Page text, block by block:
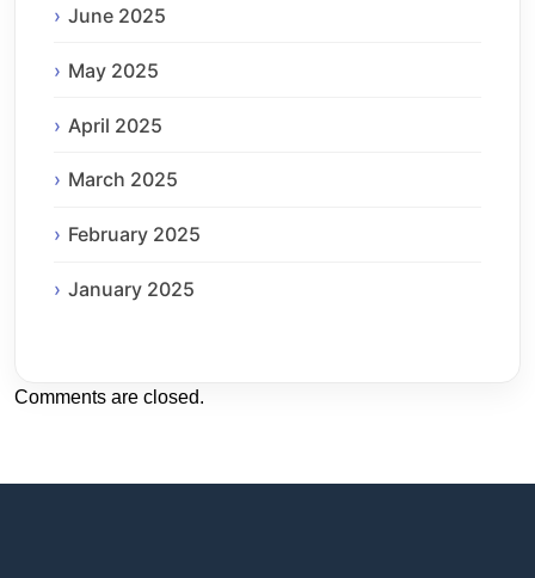
June 2025
May 2025
April 2025
March 2025
February 2025
January 2025
Comments are closed.